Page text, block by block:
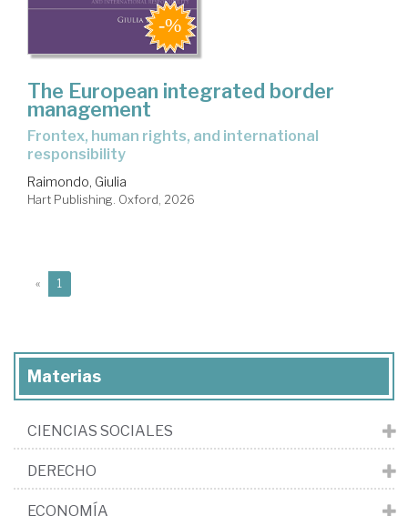
The European integrated border
management
Frontex, human rights, and international
responsibility
Raimondo, Giulia
Hart Publishing. Oxford, 2026
« 1
Materias
CIENCIAS SOCIALES
DERECHO
ECONOMÍA